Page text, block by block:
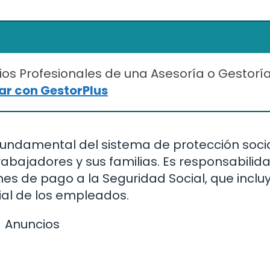
Profesionales de una Asesoría o
con GestorPlus
del sistema de protección
y sus familias. Es
de pago a la Seguridad Social, que
de los empleados.
Anuncios